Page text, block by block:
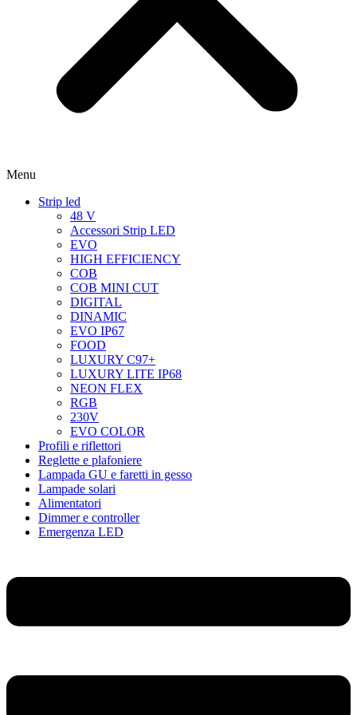
Menu
Strip led
48 V
Accessori Strip LED
EVO
HIGH EFFICIENCY
COB
COB MINI CUT
DIGITAL
DINAMIC
EVO IP67
FOOD
LUXURY C97+
LUXURY LITE IP68
NEON FLEX
RGB
230V
EVO COLOR
Profili e riflettori
Reglette e plafoniere
Lampada GU e faretti in gesso
Lampade solari
Alimentatori
Dimmer e controller
Emergenza LED